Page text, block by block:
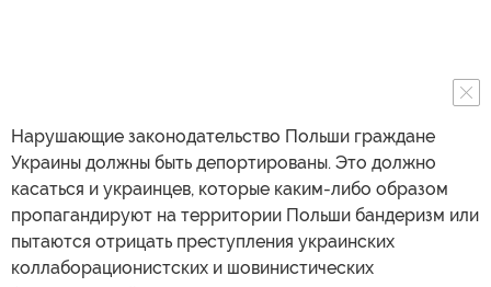
Нарушающие законодательство Польши граждане
Украины должны быть депортированы. Это должно
касаться и украинцев, которые каким-либо образом
пропагандируют на территории Польши бандеризм или
пытаются отрицать преступления украинских
коллаборационистских и шовинистических